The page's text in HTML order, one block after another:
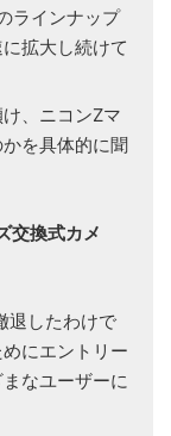
ラインナップ
拡大し続けて
、ニコンZマ
を具体的に聞
交換式カメ
退したわけで
にエントリー
なユーザーに